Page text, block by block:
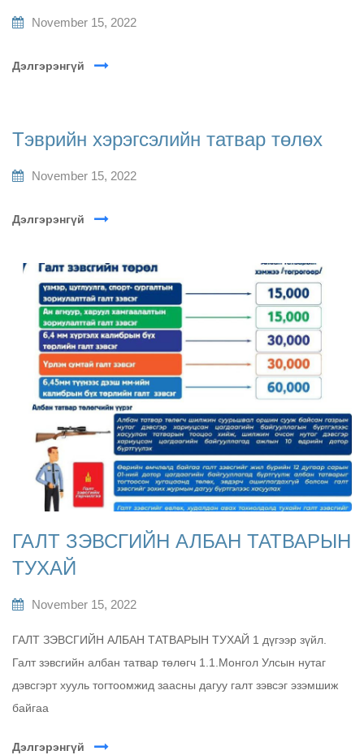
November 15, 2022
Дэлгэрэнгүй
Тэврийн хэрэгсэлийн татвар төлөх
November 15, 2022
Дэлгэрэнгүй
ГАЛТ ЗЭВСГИЙН АЛБАН ТАТВАРЫН
ТУХАЙ
November 15, 2022
ГАЛТ ЗЭВСГИЙН АЛБАН ТАТВАРЫН ТУХАЙ 1 дүгээр зүйл.
Галт зэвсгийн албан татвар төлөгч 1.1.Монгол Улсын нутаг
дэвсгэрт хууль тогтоомжид заасны дагуу галт зэвсэг эзэмшиж
байгаа
Дэлгэрэнгүй